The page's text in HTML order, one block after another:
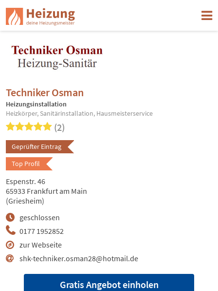
Techniker Osman
Heizungsinstallation
Heizkörper, Sanitärinstallation, Hausmeisterservice
(2)
Geprüfter Eintrag
Top Profil
0177 1952852
zur Webseite
shk-techniker.osman28@hotmail.de
geschlossen
Espenstr. 46
65933 Frankfurt am Main
(Griesheim)
Gratis Angebot einholen